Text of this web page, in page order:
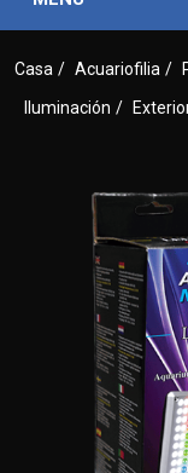
Casa / Acuariofilia /
Iluminación /